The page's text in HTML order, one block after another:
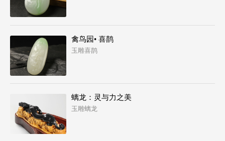
禽鸟园• 喜鹊
玉雕喜鹊
螭龙：灵与力之美
玉雕螭龙